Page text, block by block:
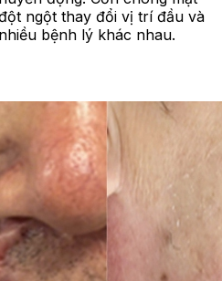
ngột thay đổi vị trí đầu và
bệnh lý khác nhau.